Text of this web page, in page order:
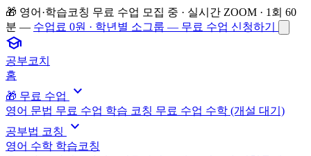
🎁 영어·학습코칭 무료 수업 모집 중 · 실시간 ZOOM · 1회 60
분 — 수업료 0원 · 학년별 소그룹 — 무료 수업 신청하기
school
공부코치
홈
🎁 무료 수업
expand_more
영어 문법 무료 수업 학습 코칭 무료 수업 수학 (개설 대기)
공부법 코칭
expand_more
영어 수학 학습코칭